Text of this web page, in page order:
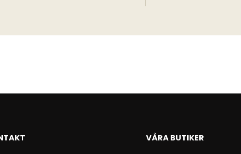
VÅRA BUTIKER